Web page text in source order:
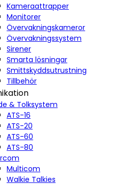
Kameraattrapper
Monitorer
Övervakningskameror
Övervakningssystem
Sirener
Smarta lösningar
Smittskyddsutrustning
Tillbehör
& Tolksystem
ATS-16
ATS-20
ATS-60
ATS-80
Multicom
Walkie Talkies